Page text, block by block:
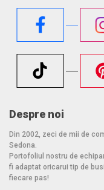
Despre noi
Din 2002, zeci de mii de
Sedona.
Portofoliul nostru de
fi adaptat oricarui tip de
fiecare pas!